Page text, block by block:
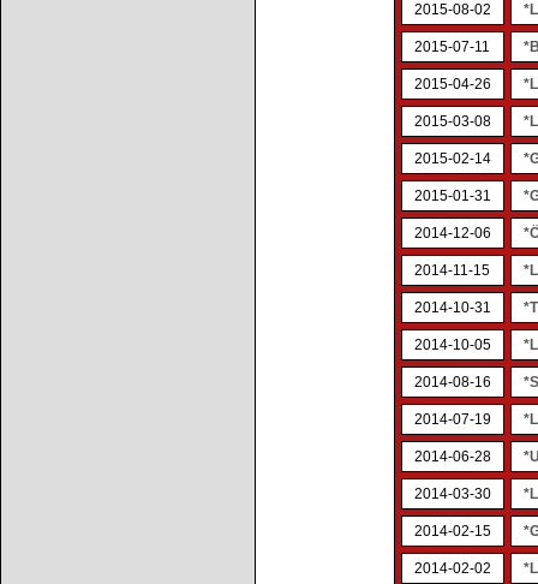
2015-08-02
2015-07-11
2015-04-26
2015-03-08
2015-02-14
2015-01-31
2014-12-06
2014-11-15
2014-10-31
2014-10-05
2014-08-16
2014-07-19
2014-06-28
2014-03-30
2014-02-15
2014-02-02